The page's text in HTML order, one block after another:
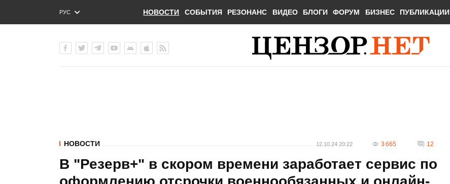
РУС
ENG
НОВОСТИ СОБЫТИЯ РЕЗОНАНС ВИДЕО БЛОГИ ФОРУМ БИЗНЕС ПУБЛИКАЦИИ
НОВОСТИ 12.10.24 20:22 3 665 12
В "Резерв+" в скором времени заработает сервис по